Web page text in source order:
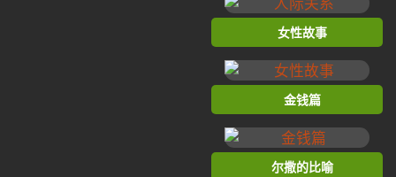
女性故事
金钱篇
尔撒的比喻